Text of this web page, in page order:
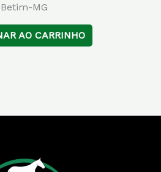
Betim-MG
AO CARRINHO